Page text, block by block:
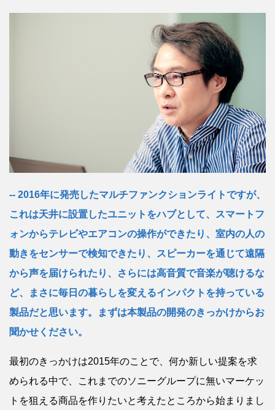
2016年に発売したマルチファンクションライトですが、
これは天井に設置したユニットをハブとして、スマートフ
ォンからテレビやエアコンの操作ができたり、室内の人の
動きをセンサーで検知できたり、スピーカーを通じて遠隔
から声を届けられたり、さらには高音質で音楽が聴けるな
ど、まさに毎日の暮らしを変えるインパクトを持っている
製品だと思います。まずは本製品の開発のきっかけからお
聞かせください。
最初のきっかけは2015年のことで、何か新しい提案を求
められる中で、これまでのソニーグループに無いマーケッ
トを狙える商品を作りたいと考えたところから始まりまし